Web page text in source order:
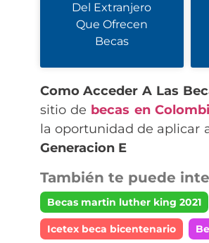
Del Extranjero
Que Ofrecen
Becas
Como Acceder A Las
sitio de becas en
la oportunidad de aplicar
Generacion E
También te puede
Becas martin luther king 2021
Icetex beca bicentenario